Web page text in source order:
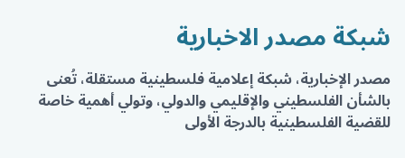
شبكة مصدر الاخبارية
مصدر الإخبارية، شبكة إعلامية فلسطينية مستقلة، تُعنى
بالشأن الفلسطيني والإقليمي والدولي، وتولي أهمية خاصة
للقضية الفلسطينية بالدرجة الأولى